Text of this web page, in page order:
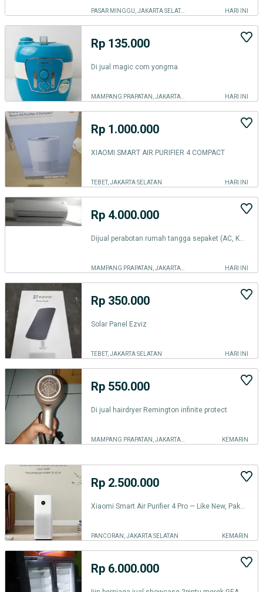
PASAR MINGGU, JAKARTA SELATAN HARI INI
Rp 135.000
Di jual magic com yongma
HARI INI
Rp 1.000.000
XIAOMI SMART AIR PURIFIER 4 COMPACT
TEBET, JAKARTA SELATAN HARI INI
Rp 4.000.000
HARI INI
Rp 350.000
Solar Panel Ezviz
TEBET, JAKARTA SELATAN HARI INI
Rp 550.000
Di jual hairdryer Remington infinite protect
KEMARIN
Rp 2.500.000
PANCORAN, JAKARTA SELATAN KEMARIN
Rp 6.000.000